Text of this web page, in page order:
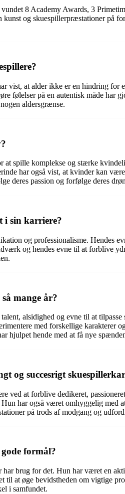
8 Academy Awards, 3
og skuespillerpræstationer på
vist, at alder ikke er en hindring
følelser på en autentisk måde har
aldersgrænse.
spille komplekse og stærke
har også vist, at kvinder kan
deres passion og forfølge deres
i sin karriere?
og professionalisme.
og hendes evne til at forblive
mange år?
alsidighed og evne til at
med forskellige karakterer
hjulpet hende med at få nye
og succesrigt
ved at forblive dedikeret,
har også været omhyggelig med
på trods af modgang og
formål?
brug for det. Hun har været en
at øge bevidstheden om vigtige
i samfundet.